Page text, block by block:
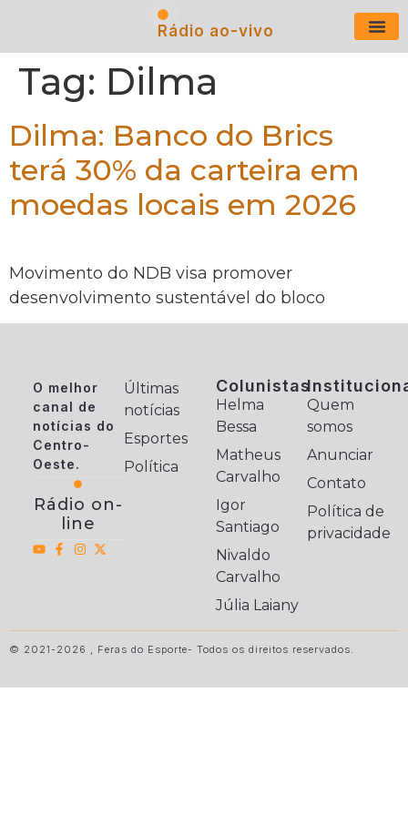
Rádio ao-vivo
Tag: Dilma
Dilma: Banco do Brics
terá 30% da carteira em
moedas locais em 2026
Movimento do NDB visa promover
desenvolvimento sustentável do bloco
O melhor
canal de
notícias do
Centro-
Oeste.
Rádio on-
line
Últimas
notícias
Esportes
Política
Colunistas
Helma
Bessa
Matheus
Carvalho
Igor
Santiago
Nivaldo
Carvalho
Júlia Laiany
Quem
somos
Anunciar
Contato
Política de
privacidade
© 2021-2026 , Feras do Esporte- Todos os direitos reservados.